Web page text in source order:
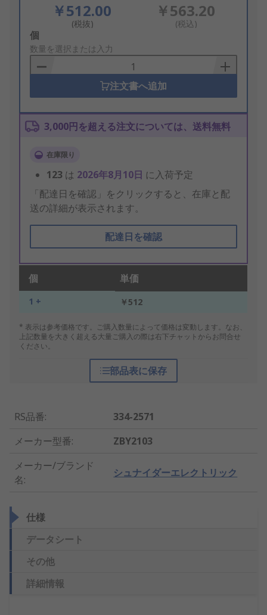
￥512.00
(税抜)
￥563.20
(税込)
Add
to
Basket
個
数量を選択または入力
注文書へ追加
3,000円を超える注文については、送料無料
在庫限り
123 は 2026年8月10日 に入荷予定
「配達日を確認」をクリックすると、在庫と配
送の詳細が表示されます。
配達日を確認
個 単価
1 + ￥512
* 表示は参考価格です。ご購入数量によって価格は変動します。なお、
上記数量を大きく超える大量ご購入の際は右下チャットからお問合せ
ください。
部品表に保存
RS品番:
334-2571
メーカー型番:
ZBY2103
メーカー/ブランド
名:
シュナイダーエレクトリック
仕様
データシート
その他
詳細情報